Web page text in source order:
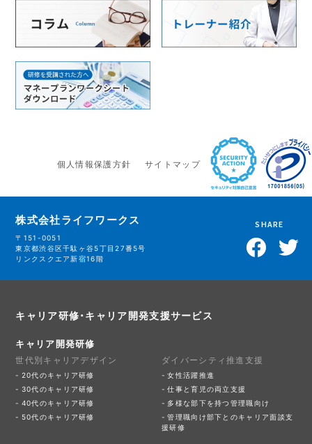
株式会社ライフワークス
〒151-0051
東京都渋谷区千駄ヶ谷5丁目27番5号
リンクスクエア新宿16階
SHARE
個人情報保護方針 サイトマップ
キャリア研修・キャリア開発支援サービス
キャリア開発研修
世代別キャリアデザイン
20代のキャリア研修
30代のキャリア研修
40代のキャリア研修
50代のキャリア研修
ダイバーシティ推進支援
女性活躍推進
仕事と育児の両立支援
多様な部下を持つ管理職向け
管理職向け部下とのキャリア面談支
援研修